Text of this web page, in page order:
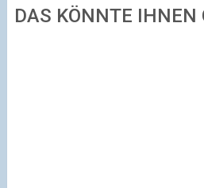
DAS KÖNNTE IHNEN